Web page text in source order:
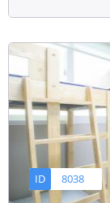
ID 8038